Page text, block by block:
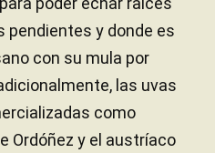
pendientes y donde es
con su mula por
las uvas
como
Ordóñez y el austríaco